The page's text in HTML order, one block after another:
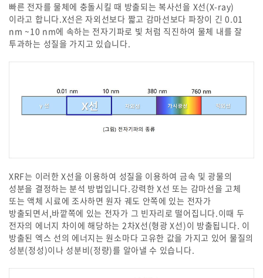
빠른 전자를 물체에 충돌시킬 때 방출되는 복사선을 X선(X-ray)
이라고 합니다.X선은 자외선보다 짧고 감마선보다 파장이 긴 0.01
nm ~10 nm에 속하는 전자기파로 빛 처럼 직진하여 물체 내를 잘
투과하는 성질을 가지고 있습니다.
XRF는 이러한 X선을 이용하여 성질을 이용하여 금속 및 광물의
성분을 결정하는 분석 방법입니다.강력한 X선 또는 감마선을 고체
또는 액체 시료에 조사하면 원자 궤도 안쪽에 있는 전자가
방출되면서,바깥쪽에 있는 전자가 그 빈자리로 떨어집니다.이때 두
전자의 에너지 차이에 해당하는 2차X선(형광 X선)이 방출됩니다. 이
방출된 엑스 선의 에너지는 원소마다 고유한 값을 가지고 있어 물질의
성분(정성)이나 성분비(정량)를 알아낼 수 있습니다.